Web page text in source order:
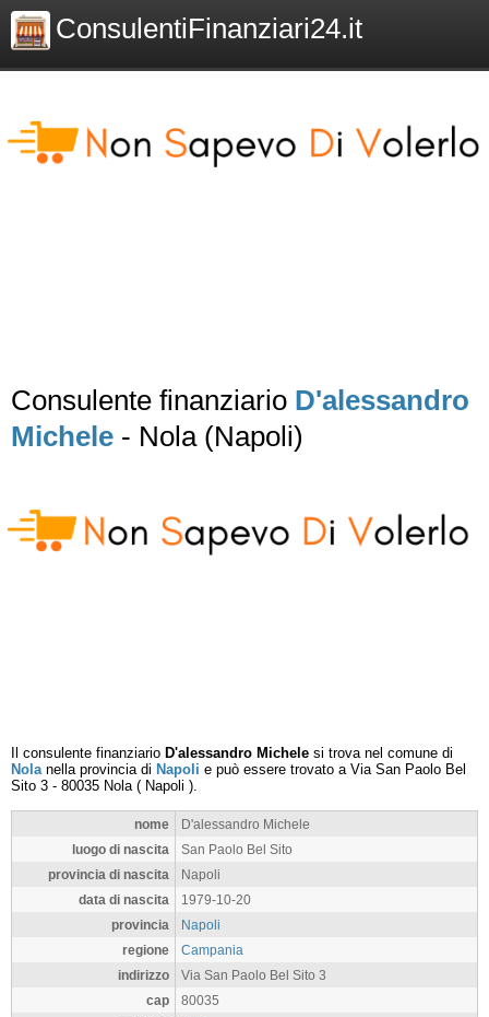
ConsulentiFinanziari24.it
Consulente finanziario D'alessandro
Michele - Nola (Napoli)
Il consulente finanziario D'alessandro Michele si trova nel comune di
Nolanella provincia di Napoli e può essere trovato a Via San Paolo Bel
Sito 3 - 80035 Nola( Napoli ).
nome
D'alessandro Michele
luogo di nascita
San Paolo Bel Sito
provincia di nascita
Napoli
data di nascita
1979-10-20
provincia
Napoli
regione
Campania
indirizzo
Via San Paolo Bel Sito 3
cap
80035